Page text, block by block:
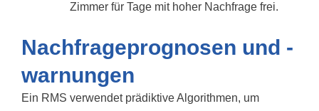
Zimmer für Tage mit hoher Nachfrage frei.
Nachfrageprognosen und -
warnungen
Ein RMS verwendet prädiktive Algorithmen, um